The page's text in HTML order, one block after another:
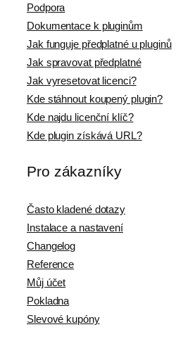
Podpora
Dokumentace k pluginům
Jak funguje předplatné u pluginů
Jak spravovat předplatné
Jak vyresetovat licenci?
Kde stáhnout koupený plugin?
Kde najdu licenční klíč?
Kde plugin získává URL?
Pro zákazníky
Často kladené dotazy
Instalace a nastavení
Changelog
Reference
Můj účet
Pokladna
Slevové kupóny